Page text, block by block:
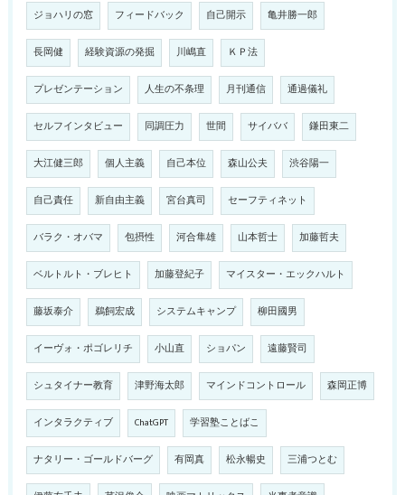
ジョハリの窓 フィードバック 自己開示 亀井勝一郎
長岡健 経験資源の発掘 川嶋直 ＫＰ法
プレゼンテーション 人生の不条理 月刊通信 通過儀礼
セルフインタビュー 同調圧力 世間 サイババ 鎌田東二
大江健三郎 個人主義 自己本位 森山公夫 渋谷陽一
自己責任 新自由主義 宮台真司 セーフティネット
バラク・オバマ 包摂性 河合隼雄 山本哲士 加藤哲夫
ベルトルト・ブレヒト 加藤登紀子 マイスター・エックハルト
藤坂泰介 鵜飼宏成 システムキャンプ 柳田國男
イーヴォ・ポゴレリチ 小山直 ショパン 遠藤賢司
シュタイナー教育 津野海太郎 マインドコントロール 森岡正博
インタラクティブ ChatGPT 学習塾ことばこ
ナタリー・ゴールドバーグ 有岡真 松永暢史 三浦つとむ